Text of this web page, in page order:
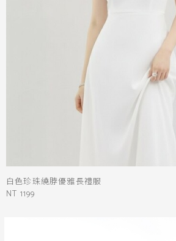
白色珍珠繞脖優雅長禮服
NT 1199